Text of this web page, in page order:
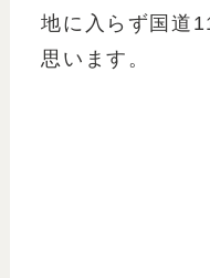
地に入らず国道
思います。